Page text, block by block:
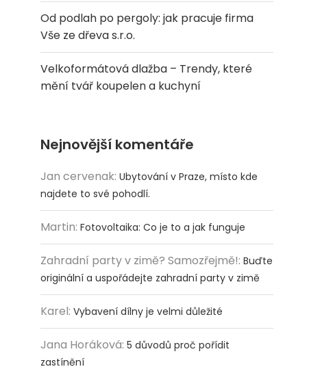
Od podlah po pergoly: jak pracuje firma
Vše ze dřeva s.r.o.
Velkoformátová dlažba – Trendy, které
mění tvář koupelen a kuchyní
Nejnovější komentáře
Jan cervenak: Ubytování v Praze, místo kde
najdete to své pohodlí.
Martin: Fotovoltaika: Co je to a jak funguje
Zahradní party v zimě? Samozřejmě!: Buďte
originální a uspořádejte zahradní party v zimě
Karel: Vybavení dílny je velmi důležité
Jana Horáková: 5 důvodů proč pořídit
zastínění